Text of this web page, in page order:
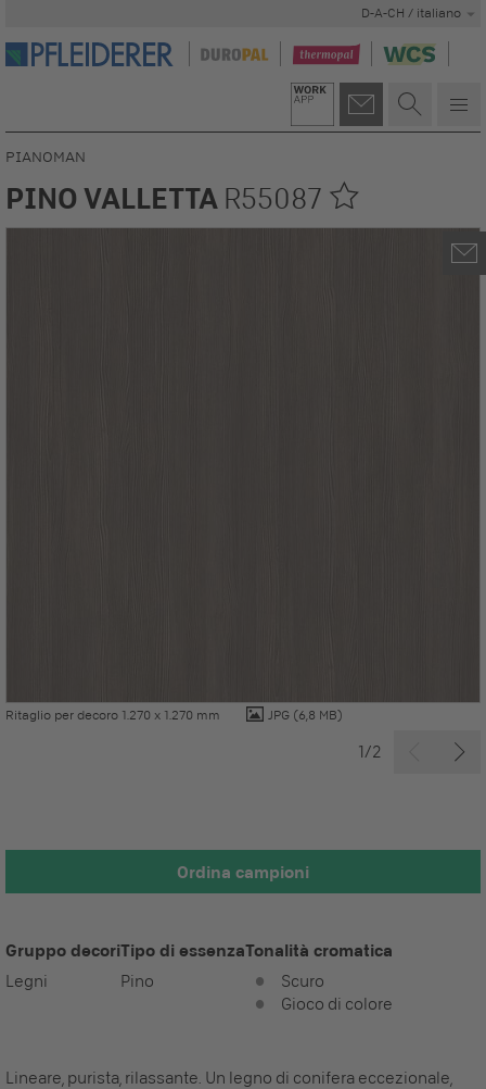
D-A-CH / italiano
Ritaglio per decoro 1.270 x 1.270 mm JPG (6,8 MB)
1/2
PIANOMAN
PINO VALLETTA R55087
Ordina campioni
Gruppo decori
Legni
Tipo di essenza
Pino
Tonalità cromatica
Scuro
Gioco di colore
Lineare, purista, rilassante. Un legno di conifera eccezionale,